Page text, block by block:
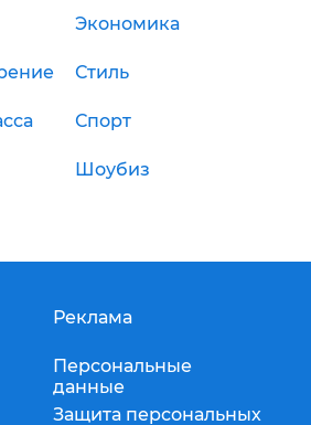
Экономика
Стиль
Спорт
Шоубиз
Реклама
Персональные
данные
Защита персональных